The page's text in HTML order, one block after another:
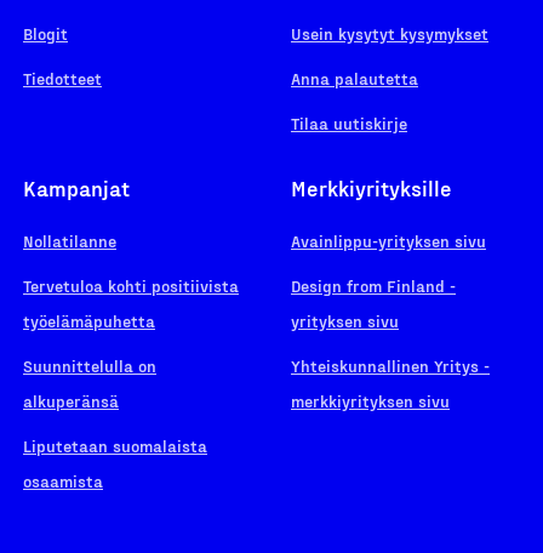
Blogit
Tiedotteet
Usein kysytyt kysymykset
Anna palautetta
Tilaa uutiskirje
Kampanjat
Nollatilanne
Tervetuloa kohti positiivista
työelämäpuhetta
Suunnittelulla on
alkuperänsä
Liputetaan suomalaista
osaamista
Merkkiyrityksille
Avainlippu-yrityksen sivu
Design from Finland -
yrityksen sivu
Yhteiskunnallinen Yritys -
merkkiyrityksen sivu